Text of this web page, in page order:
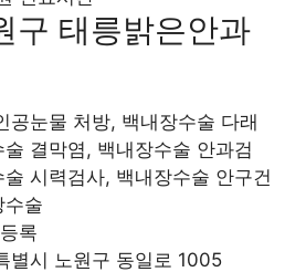
구 태릉밝은안과
공눈물 처방, 백내장수술 다래
결막염, 백내장수술 안과검
시력검사, 백내장수술 안구건
수술
록
별시 노원구 동일로 1005